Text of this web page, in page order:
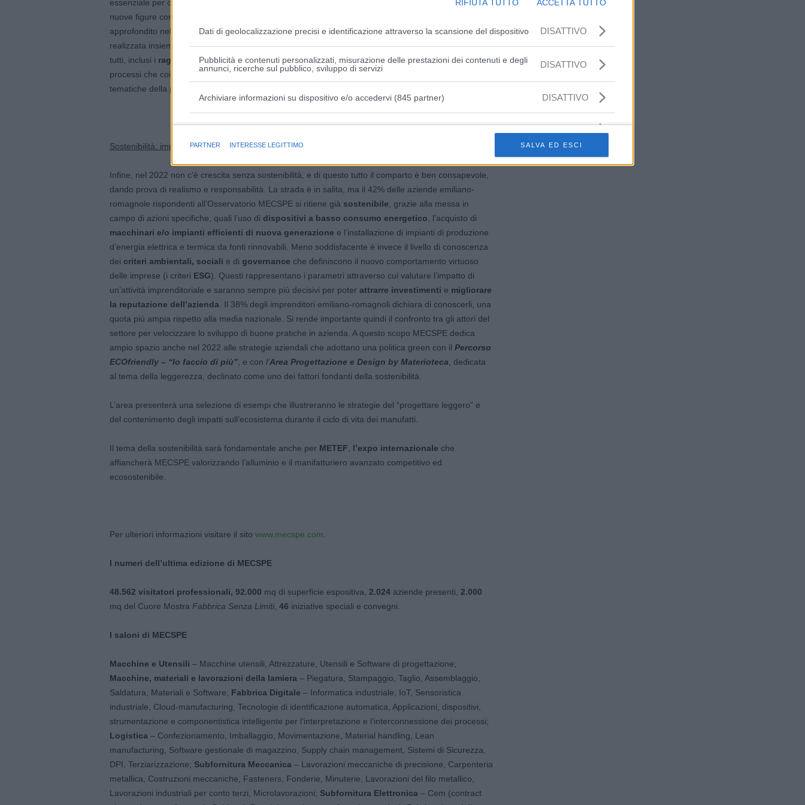
RIFIUTA TUTTO ACCETTA TUTTO
Dati di geolocalizzazione precisi e identificazione attraverso la scansione del dispositivo DISATTIVO
Pubblicità e contenuti personalizzati, misurazione delle prestazioni dei contenuti e degli
annunci, ricerche sul pubblico, sviluppo di servizi
DISATTIVO
Archiviare informazioni su dispositivo e/o accedervi (845 partner) DISATTIVO
Finalità e caratteristiche speciali
PARTNER INTERESSE LEGITTIMO SALVA ED ESCI
essenziale per crescere. Non solo, il 64% di esse ha già assunto, formato o prevede di integrare
nuove figure con competenze adeguate a realizzare la
approfondito nella
MECSPE LIVE ACADEMY, la nuova iniziativa speciale di punta di MECSPE 2022,
realizzata insieme alle aziende e ai Competence Center, che si concretizza come uno spazio in cui
tutti, inclusi i ragazzi tra i 18 e i 24 anni di età,potranno vedere da vicino il funzionamento di
processi che coinvolgono Macchine, Additive Manufacturing, Automazione e Robotica, incrociando le
tematiche della progettazione, digitalizzazione, sostenibilità e alleggerimento
Sostenibilità: imprese sempre più responsabili
Infine, nel 2022 non c’è crescita senza sostenibilità, e di questo tutto il comparto è ben consapevole,
dando prova di realismo e responsabilità. La strada è in salita, ma il 42% delle aziende emiliano-
romagnole rispondenti all’Osservatorio MECSPE si ritiene già sostenibile , grazie alla messa in
campo di azioni specifiche, quali l’uso di dispositivi a basso consumo energetico , l’acquisto di
macchinari e/o impianti efficienti di nuova generazione e l’installazione di impianti di produzione
d’energia elettrica e termica da fonti rinnovabili. Meno soddisfacente è invece il livello di conoscenza
dei criteri ambientali, sociali e di governance che definiscono il nuovo comportamento virtuoso
delle imprese (i criteri ESG). Questi rappresentano i parametri attraverso cui valutare l’impatto di
un’attività imprenditoriale e saranno sempre più decisivi per poter attrarre investimenti e migliorare
la reputazione dell’azienda . Il 38% degli imprenditori emiliano-romagnoli dichiara di conoscerli, una
quota più ampia rispetto alla media nazionale. Si rende importante quindi il confronto tra gli attori del
settore per velocizzare lo sviluppo di buone pratiche in azienda. A questo scopo MECSPE dedica
ampio spazio anche nel 2022 alle strategie aziendali che adottano una politica green con il Percorso
ECOfriendly – “Io faccio di più”, e con l’Area Progettazione e Design by Materioteca , dedicata
al tema della leggerezza, declinato come uno dei fattori fondanti della sostenibilità.
L’area presenterà una selezione di esempi che illustreranno le strategie del “progettare leggero” e
del contenimento degli impatti sull’ecosistema durante il ciclo di vita dei manufatti.
Il tema della sostenibilità sarà fondamentale anche per METEF l’expo internazionale che
affiancherà MECSPE valorizzando l’alluminio e il manifatturiero avanzato competitivo ed
ecosostenibile.
Per ulteriori informazioni visitare il sito www.mecspe.com
I numeri dell’ultima edizione di MECSPE
48.562 visitatori professionali, 92.000 mq di superficie espositiva, 2.024aziende presenti, 2.000
mq del Cuore Mostra Fabbrica Senza Limiti, 46 iniziative speciali e convegni.
I saloni di MECSPE
Macchine e Utensili – Macchine utensili, Attrezzature, Utensili e Software di progettazione;
Macchine, materiali e lavorazioni della lamiera – Piegatura, Stampaggio, Taglio, Assemblaggio,
Saldatura, Materiali e Software; Fabbrica Digitale – Informatica industriale, IoT, Sensoristica
industriale, Cloud-manufacturing, Tecnologie di identificazione automatica, Applicazioni, dispositivi,
strumentazione e componentistica intelligente per l’interpretazione e l’interconnessione dei processi;
Logistica – Confezionamento, Imballaggio, Movimentazione, Material handling, Lean
manufacturing, Software gestionale di magazzino, Supply chain management, Sistemi di Sicurezza,
DPI, Terziarizzazione; Subfornitura Meccanica – Lavorazioni meccaniche di precisione, Carpenteria
metallica, Costruzioni meccaniche, Fasteners, Fonderie, Minuterie, Lavorazioni del filo metallico,
Lavorazioni industriali per conto terzi, Microlavorazioni; Subfornitura Elettronica – Cem (contract